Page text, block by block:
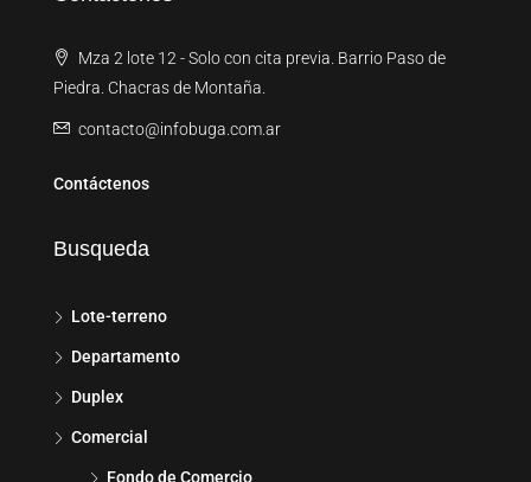
Mza 2 lote 12 - Solo con cita previa. Barrio Paso de
Piedra. Chacras de Montaña.
contacto@infobuga.com.ar
Contáctenos
Busqueda
Lote-terreno
Departamento
Duplex
Comercial
Fondo de Comercio